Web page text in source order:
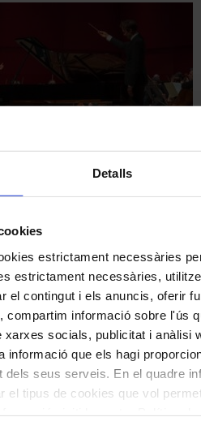
Detalls
estrictament necessàries
estrictament necessàries,
el contingut i els anuncis, oferir
compartim informació sobre l'ús
xarxes socials, publicitat i anàlisi
informació que els hagi
seus serveis. En el quadre
el tipus de cookies que vol